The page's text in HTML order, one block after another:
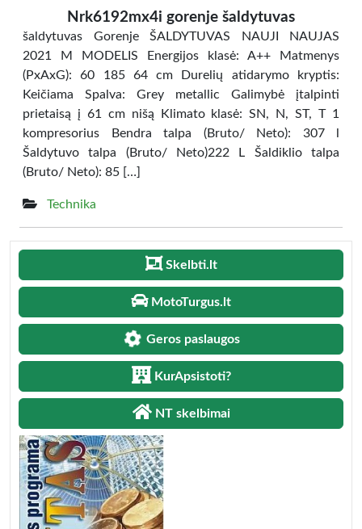
Nrk6192mx4i gorenje šaldytuvas
šaldytuvas Gorenje ŠALDYTUVAS NAUJI NAUJAS
2021 M MODELIS Energijos klasė: A++ Matmenys
(PxAxG): 60 185 64 cm Durelių atidarymo kryptis:
Keičiama Spalva: Grey metallic Galimybė įtalpinti
prietaisą į 61 cm nišą Klimato klasė: SN, N, ST, T 1
kompresorius Bendra talpa (Bruto/ Neto): 307 l
Šaldytuvo talpa (Bruto/ Neto)222 L Šaldiklio talpa
(Bruto/ Neto): 85 […]
Technika
Skelbti.lt
MotoTurgus.lt
Geros paslaugos
KurApsistoti?
NT skelbimai